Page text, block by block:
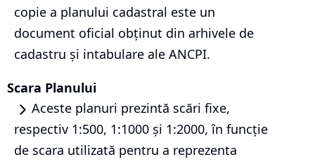
copie a planului cadastral este un
document oficial obținut din arhivele de
cadastru și intabulare ale ANCPI.
Scara Planului
Aceste planuri prezintă scări fixe,
respectiv 1:500, 1:1000 și 1:2000, în funcție
de scara utilizată pentru a reprezenta